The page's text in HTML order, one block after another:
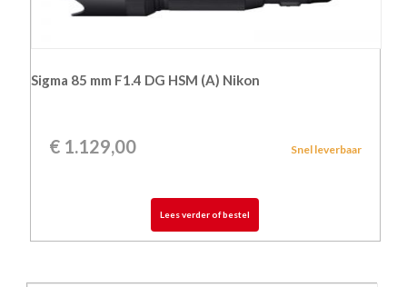
Sigma 85 mm F1.4 DG HSM (A) Nikon
€1.129,00 Snel leverbaar
Lees verder of bestel